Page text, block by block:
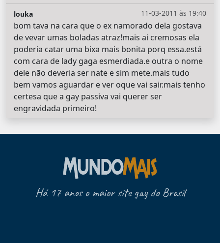
11-03-2011 às 19:40
louka
bom tava na cara que o ex namorado dela gostava
de vevar umas boladas atraz!mais ai cremosas ela
poderia catar uma bixa mais bonita porq essa.está
com cara de lady gaga esmerdiada.e outra o nome
dele não deveria ser nate e sim mete.mais tudo
bem vamos aguardar e ver oque vai sair.mais tenho
certesa que a gay passiva vai querer ser
engravidada primeiro!
Há 17 anos o maior site gay do Brasil